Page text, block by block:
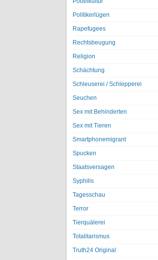
Politikerlügen
Rapefugees
Rechtsbeugung
Religion
Schächtung
Schleuserei / Schlepperei
Seuchen
Sex mit Behinderten
Sex mit Tieren
Smartphonemigrant
Spucken
Staatsversagen
Syphilis
Tagesschau
Terror
Tierquälerei
Totalitarismus
Truth24 Original